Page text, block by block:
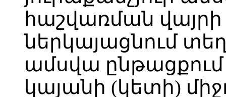
հաշվառման
ներկայացնում
ամսվա
կայանի (կետի)